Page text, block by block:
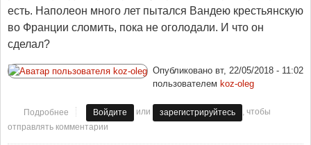
есть. Наполеон много лет пытался Вандею крестьянскую
во Франции сломить, пока не оголодали. И что он
сделал?
Опубликовано вт, 22/05/2018 - 11:02
пользователем koz-oleg
Подробнее о Да воскреснет Бог и расточатся врази его!
Войдите или зарегистрируйтесь
, чтобы
отправлять комментарии